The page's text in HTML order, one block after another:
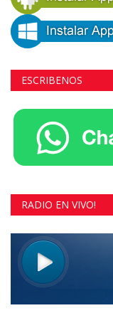
ESCRIBENOS
RADIO EN VIVO!